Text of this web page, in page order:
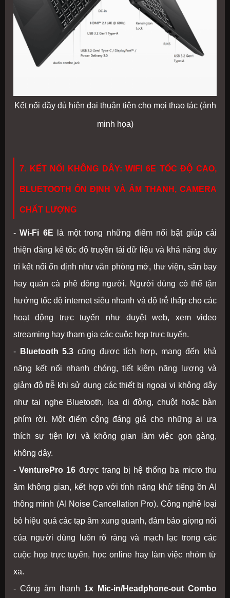
Kết nối đầy đủ hiện đại thuận tiện cho mọi thao tác (ảnh
minh họa)
7. KẾT NỐI KHÔNG DÂY: WIFI 6E TỐC ĐỘ CAO,
BLUETOOTH ỔN ĐỊNH VÀ ÂM THANH, CAMERA
CHẤT LƯỢNG
-Wi-Fi 6E là một trong những điểm nổi bật giúp cải
thiện đáng kể tốc độ truyền tải dữ liệu và khả năng duy
trì kết nối ổn định như văn phòng mở, thư viện, sân bay
hay quán cà phê đông người. Người dùng có thể tận
hưởng tốc độ internet siêu nhanh và độ trễ thấp cho các
hoạt động trực tuyến như duyệt web, xem video
streaming hay tham gia các cuộc họp trực tuyến.
-
Bluetooth 5.3 cũng được tích hợp, mang đến khả
năng kết nối nhanh chóng, tiết kiệm năng lượng và
giảm độ trễ khi sử dụng các thiết bị ngoại vi không dây
như tai nghe Bluetooth, loa di động, chuột hoặc bàn
phím rời. Một điểm cộng đáng giá cho những ai ưa
thích sự tiện lợi và không gian làm việc gọn gàng,
không dây.
-VenturePro 16 được trang bị hệ thống ba micro thu
âm không gian, kết hợp với tính năng khử tiếng ồn AI
thông minh (AI Noise Cancellation Pro). Công nghệ loại
bỏ hiệu quả các tạp âm xung quanh, đảm bảo giọng nói
của người dùng luôn rõ ràng và mạch lạc trong các
cuộc họp trực tuyến, học online hay làm việc nhóm từ
xa.
- Cổng âm thanh 1x Mic-in/Headphone-out Combo